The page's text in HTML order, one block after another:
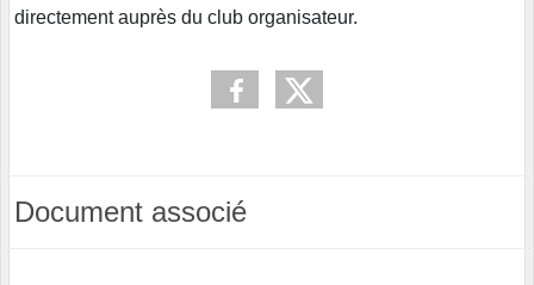
directement auprès du club organisateur.
Document associé